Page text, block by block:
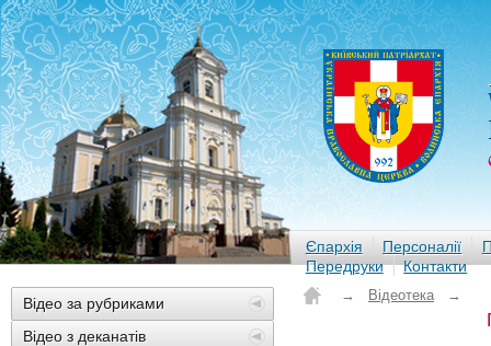
Єпархія Персоналії
Передруки
Контакти
Відео за рубриками
Відео з деканатів
→ Відеотека →